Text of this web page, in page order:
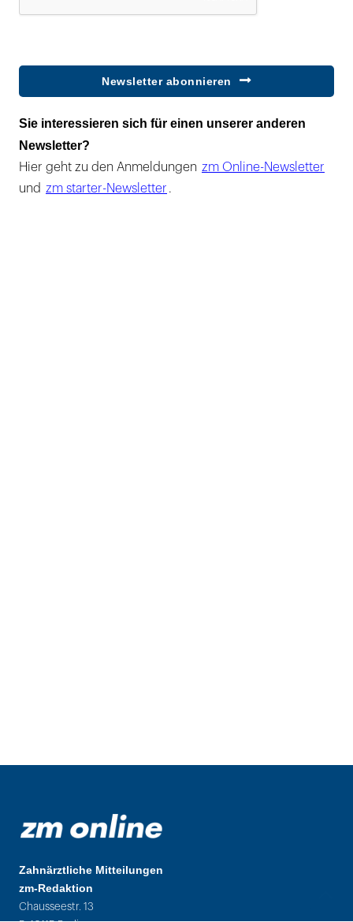
Newsletter abonnieren
Sie interessieren sich für einen unserer anderen
Newsletter?
Hier geht zu den Anmeldungen zm Online-Newsletter
und zm starter-Newsletter .
Zahnärztliche Mitteilungen
zm-Redaktion
Chausseestr. 13